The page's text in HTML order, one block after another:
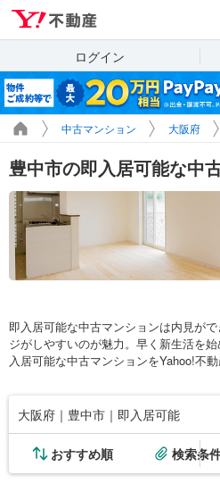
ログイン
中古マンション 大阪府
豊中市の即入居可能な中
即入居可能な中古マンションは内見が
ジがしやすいのが魅力。早く新生活を
入居可能な中古マンションをYahoo!不動
大阪府｜豊中市｜即入居可能
おすすめ順 検索条